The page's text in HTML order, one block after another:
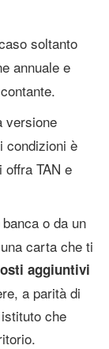
soltanto
annuale e
versione
condizioni è
TAN e
o da un
carta che ti
aggiuntivi
a parità di
che